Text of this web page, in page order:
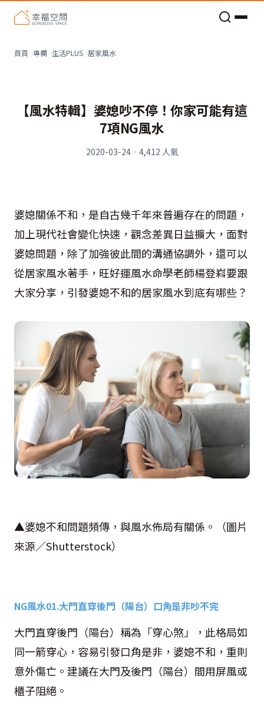
首頁 專欄 生活PLUS 居家風水
【風水特輯】婆媳吵不停！你家可能有這
7項NG風水
2020-03-24· 4,412 人氣
婆媳關係不和，是自古幾千年來普遍存在的問題，
加上現代社會變化快速，觀念差異日益擴大，面對
婆媳問題，除了加強彼此間的溝通協調外，還可以
從居家風水著手，旺好運風水命學老師楊登嵙要跟
大家分享，引發婆媳不和的居家風水到底有哪些？
▲婆媳不和問題頻傳，與風水佈局有關係。（圖片
來源／Shutterstock）
NG風水01.大門直穿後門（陽台）口角是非吵不完
大門直穿後門（陽台）稱為「穿心煞」，此格局如
同一箭穿心，容易引發口角是非，婆媳不和，重則
意外傷亡。建議在大門及後門（陽台）間用屏風或
櫃子阻絕。